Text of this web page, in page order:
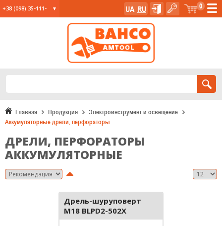
+38 (098) 35-111- 0
UA RU
Главная Продукция
Электроинструмент и освещение
Аккумуляторные дрели, перфораторы
ДРЕЛИ, ПЕРФОРАТОРЫ
АККУМУЛЯТОРНЫЕ
Дрель-шуруповерт
M18 BLPD2-502X
4933464517